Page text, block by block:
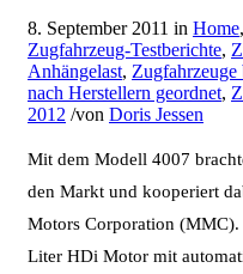
8. September 2011 in Home,
Zugfahrzeug-Testberichte,
Anhängelast,
nach Herstellern geordnet,
2012 /von Doris Jessen
Mit dem Modell 4007
den Markt und kooperiert
Motors Corporation (MMC).
Liter HDi Motor mit